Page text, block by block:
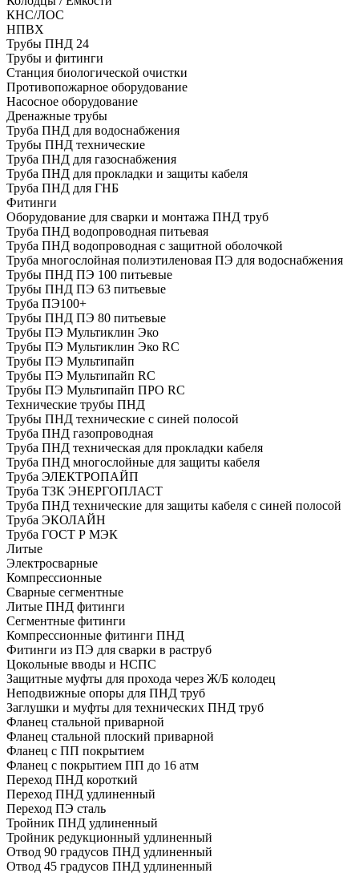
КНС/ЛОС
НПВХ
Трубы ПНД 24
Трубы и фитинги
Cтанция биологической очистки
Противопожарное оборудование
Насосное оборудование
Дренажные трубы
Труба ПНД для водоснабжения
Трубы ПНД технические
Труба ПНД для газоснабжения
Труба ПНД для прокладки и защиты кабеля
Труба ПНД для ГНБ
Фитинги
Оборудование для сварки и монтажа ПНД труб
Труба ПНД водопроводная питьевая
Труба ПНД водопроводная с защитной оболочкой
Труба многослойная полиэтиленовая ПЭ для водоснабжения
Трубы ПНД ПЭ 100 питьевые
Трубы ПНД ПЭ 63 питьевые
Труба ПЭ100+
Трубы ПНД ПЭ 80 питьевые
Трубы ПЭ Мультиклин Эко
Трубы ПЭ Мультиклин Эко RC
Трубы ПЭ Мультипайп
Трубы ПЭ Мультипайп RC
Трубы ПЭ Мультипайп ПРО RC
Технические трубы ПНД
Трубы ПНД технические с синей полосой
Труба ПНД газопроводная
Труба ПНД техническая для прокладки кабеля
Труба ПНД многослойные для защиты кабеля
Труба ЭЛЕКТРОПАЙП
Труба ТЗК ЭНЕРГОПЛАСТ
Труба ПНД технические для защиты кабеля с синей полосой
Труба ЭКОЛАЙН
Труба ГОСТ Р МЭК
Литые
Электросварные
Компрессионные
Сварные сегментные
Литые ПНД фитинги
Сегментные фитинги
Компрессионные фитинги ПНД
Фитинги из ПЭ для сварки в раструб
Цокольные вводы и НСПС
Защитные муфты для прохода через Ж/Б колодец
Неподвижные опоры для ПНД труб
Заглушки и муфты для технических ПНД труб
Фланец стальной приварной
Фланец стальной плоский приварной
Фланец с ПП покрытием
Фланец с покрытием ПП до 16 атм
Переход ПНД короткий
Переход ПНД удлиненный
Переход ПЭ сталь
Тройник ПНД удлиненный
Тройник редукционный удлиненный
Отвод 90 градусов ПНД удлиненный
Отвод 45 градусов ПНД удлиненный